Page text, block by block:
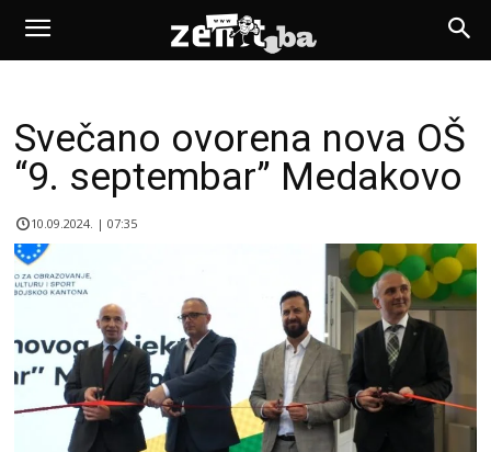
Svečano ovorena nova OŠ
“9. septembar” Medakovo
10.09.2024. | 07:35